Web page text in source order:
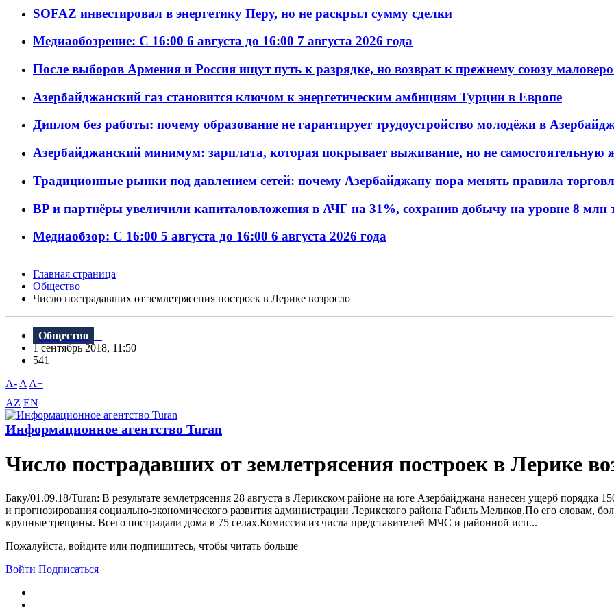
SOFAZ инвестировал в энергетику Перу, но не раскрыл сумму сделки
Медиаобозрение: С 16:00 6 августа до 16:00 7 августа 2026 года
После выборов Армения и Россия ищут путь к разрядке, но возврат к прежнему союзу
Азербайджанский газ становится ключом к энергетическим амбициям Турции в Европе
Диплом без работы: почему образование не гарантирует трудоустройство молодёжи в
Азербайджанский минимум: зарплата, которая покрывает выживание, но не самостоятельную
Традиционные рынки под давлением сетей: почему Азербайджану пора менять правила
BP и партнёры увеличили капиталовложения в АЧГ на 31%, сохранив добычу на уровне 8 млн
Медиаобзор: С 16:00 5 августа до 16:00 6 августа 2026 года
Главная страница
Общество
Число пострадавших от землетрясения построек в Лерике возросло
Общество
1 сентябрь 2018, 11:50
541
A- A A+
AZ EN
Информационное агентство Turan
Число пострадавших от землетрясения построек в Лерике
Баку/01.09.18/Turan: B результате землетрясения 28 августа в Лерикском районе на юге Азербайджана нанесен ущерб
и прогнозирования социально-экономического развития администрации Лерикского района Габиль Меликов.По его словам,
крупные трещины. Bсего пострадали дома в 75 селах.Комиссия из числа представителей МЧС и районной исп...
Пожалуйста, войдите или подпишитесь, чтобы читать больше
Войти Подписаться